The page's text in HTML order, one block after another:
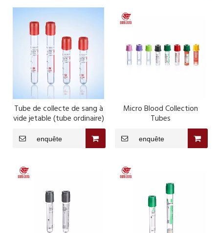
Tube de collecte de sang à
vide jetable (tube ordinaire)
enquête
Micro Blood Collection
Tubes
enquête